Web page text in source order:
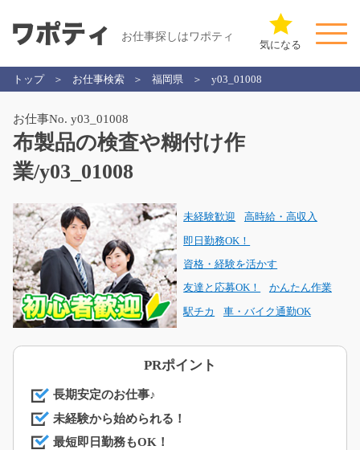
お仕事探しはワポティ
気になる
トップ お仕事検索 福岡県 y03_01008
お仕事No. y03_01008
布製品の検査や糊付け作
業/y03_01008
未経験歓迎 高時給・高収入
即日勤務OK！
資格・経験を活かす
友達と応募OK！ かんたん作業
駅チカ 車・バイク通勤OK
PRポイント
長期安定のお仕事♪
未経験から始められる！
最短即日勤務もOK！